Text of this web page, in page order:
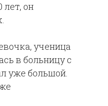
лет, он
ученица
в больницу с
уже большой.